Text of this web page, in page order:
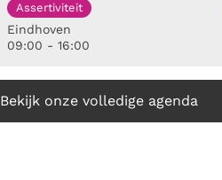
Assertiviteit
Eindhoven
09:00 - 16:00
Bekijk onze volledige agenda